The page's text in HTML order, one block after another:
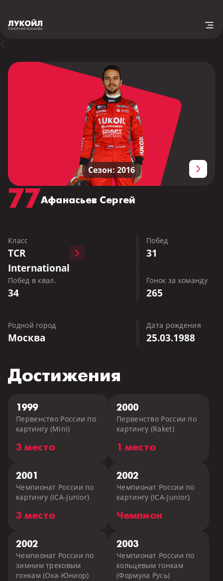
Сезон: 2016
77Афанасьев Сергей
Класс
TCR
International
Побед
31
Побед в квал.
34
Гонок за команду
265
Родной город
Москва
Дата рождения
25.03.1988
Достижения
1999
Первенство России по
картингу (Mini)
3 место
2000
Первенство России по
картингу (Raket)
1 место
2001
Чемпионат России по
картингу (ICA-Junior)
3 место
2002
Чемпионат России по
картингу (ICA-Junior)
Чемпион
2002
Чемпионат России по
зимним трековым
гонкам (Ока-Юниор)
2003
Чемпионат России по
кольцевым гонкам
(Формула Русь)